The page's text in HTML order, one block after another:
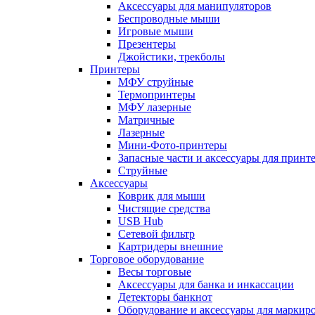
Аксессуары для манипуляторов
Беспроводные мыши
Игровые мыши
Презентеры
Джойстики, трекболы
Принтеры
МФУ струйные
Термопринтеры
МФУ лазерные
Матричные
Лазерные
Мини-Фото-принтеры
Запасные части и аксессуары для
Струйные
Аксессуары
Коврик для мыши
Чистящие средства
USB Hub
Сетевой фильтр
Картридеры внешние
Торговое оборудование
Весы торговые
Аксессуары для банка и инкассации
Детекторы банкнот
Оборудование и аксессуары для